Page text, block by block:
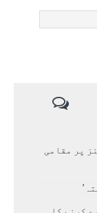
پر مقامی